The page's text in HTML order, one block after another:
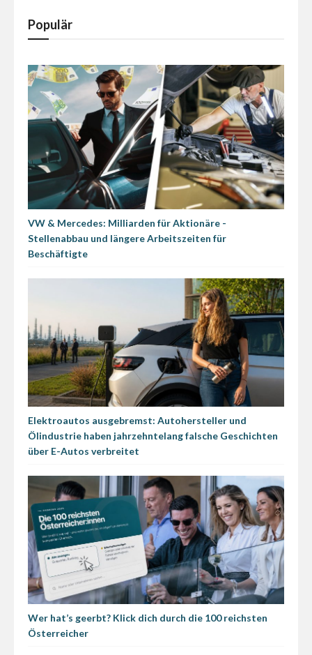
Populär
VW & Mercedes: Milliarden für Aktionäre -
Stellenabbau und längere Arbeitszeiten für
Beschäftigte
Elektroautos ausgebremst: Autohersteller und
Ölindustrie haben jahrzehntelang falsche Geschichten
über E-Autos verbreitet
Wer hat’s geerbt? Klick dich durch die 100 reichsten
Österreicher